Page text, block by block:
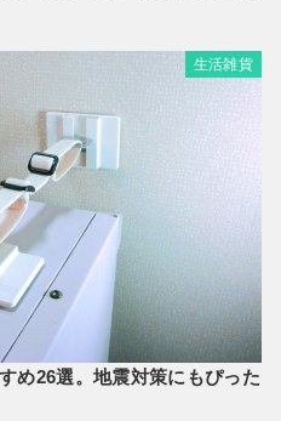
生活雑貨
め26選。地震対策にもぴった